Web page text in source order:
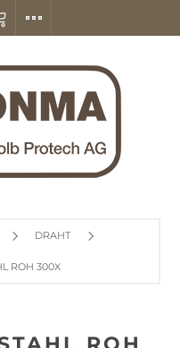
DRAHT
ROH 300X300X1500 MM